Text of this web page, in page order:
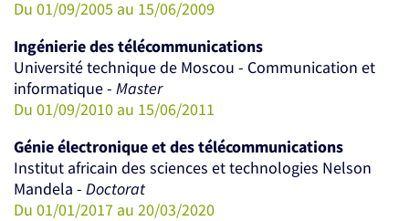
Du 01/09/2005 au 15/06/2009
Ingénierie des télécommunications
Université technique de Moscou - Communication et
informatique - Master
Du 01/09/2010 au 15/06/2011
Génie électronique et des télécommunications
Institut africain des sciences et technologies Nelson
Mandela - Doctorat
Du 01/01/2017 au 20/03/2020